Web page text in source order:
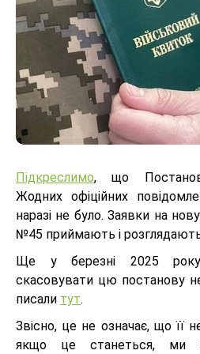
Підкреслимо, що
Жодних офіційних
наразі не було. Заявки на
№45 приймають і
Ще у березні 2025 року
скасовувати цю постанову
писали тут.
Звісно, це не означає, що її
якщо це станеться, ми